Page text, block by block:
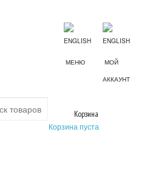
МЕНЮ
МОЙ
АККАУНТ
Корзина
Корзина пуста